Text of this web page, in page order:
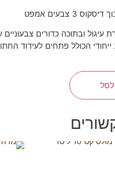
3 צבעים אמפט
עיגול ובתוכה כדורים
ייחודי הכולל פתחים לעידוד